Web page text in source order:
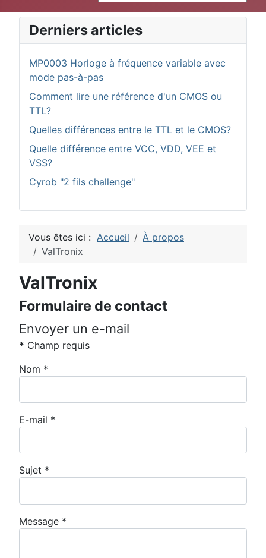
Derniers articles
MP0003 Horloge à fréquence variable avec
mode pas-à-pas
Comment lire une référence d'un CMOS ou
TTL?
Quelles différences entre le TTL et le CMOS?
Quelle différence entre VCC, VDD, VEE et
VSS?
Cyrob "2 fils challenge"
Vous êtes ici : Accueil
À propos
ValTronix
ValTronix
Formulaire de contact
Envoyer un e-mail
* Champ requis
Nom *
E-mail *
Sujet *
Message *